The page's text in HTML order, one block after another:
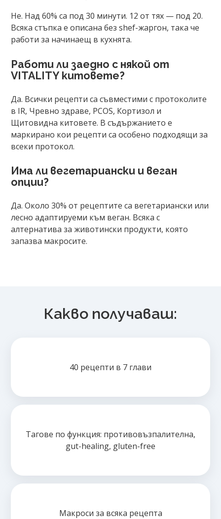
Не. Над 60% са под 30 минути. 12 от тях — под 20.
Всяка стъпка е описана без shef-жаргон, така че
работи за начинаещ в кухнята.
Работи ли заедно с някой от
VITALITY китовете?
Да. Всички рецепти са съвместими с протоколите
в IR, Чревно здраве, PCOS, Кортизол и
Щитовидна китовете. В съдържанието е
маркирано кои рецепти са особено подходящи за
всеки протокол.
Има ли вегетариански и веган
опции?
Да. Около 30% от рецептите са вегетариански или
лесно адаптируеми към веган. Всяка с
алтернатива за животински продукти, която
запазва макросите.
Какво получаваш:
40 рецепти в 7 глави
Тагове по функция: противовъзпалителна,
gut-healing, gluten-free
Макроси за всяка рецепта